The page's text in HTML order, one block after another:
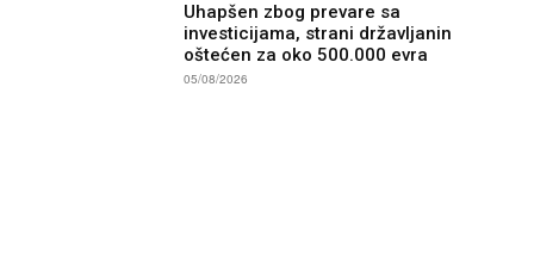
Uhapšen zbog prevare sa
investicijama, strani državljanin
oštećen za oko 500.000 evra
05/08/2026